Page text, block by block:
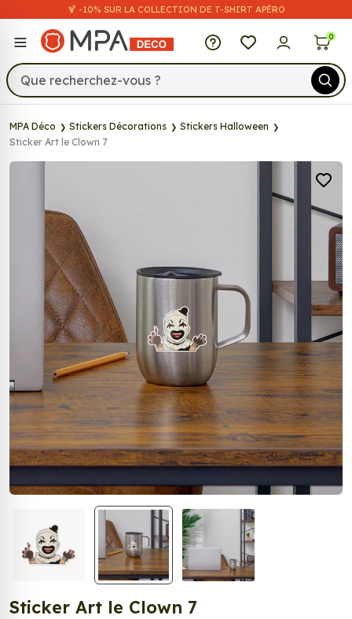
🍹 -10% SUR LA COLLECTION DE T-SHIRT APÉRO
MPA Déco 0
MPA Déco Stickers Décorations
Stickers Halloween
Sticker Art le Clown 7
Sticker Art le Clown 7